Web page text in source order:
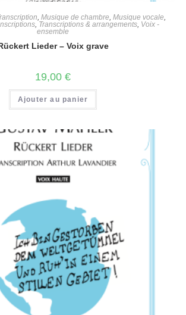
, Musique de chambre, Musique vocale,
, Transcriptions & arrangements, Voix -
ensemble
Lieder – Voix grave
19,00 €
Ajouter au panier